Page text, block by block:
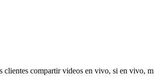
compartir videos en vivo, si en vivo,